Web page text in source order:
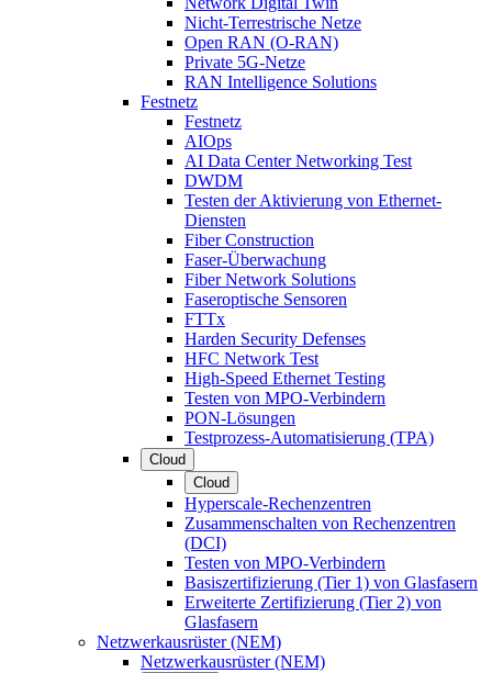
Nicht-Terrestrische Netze
Open RAN (O-RAN)
Private 5G-Netze
RAN Intelligence Solutions
Festnetz
Festnetz
AIOps
AI Data Center Networking Test
DWDM
Testen der Aktivierung von Ethernet-
Diensten
Fiber Construction
Faser-Überwachung
Fiber Network Solutions
Faseroptische Sensoren
FTTx
Harden Security Defenses
HFC Network Test
High-Speed Ethernet Testing
Testen von MPO-Verbindern
PON-Lösungen
Testprozess-Automatisierung (TPA)
Cloud
Cloud
Hyperscale-Rechenzentren
Zusammenschalten von Rechenzentren
(DCI)
Testen von MPO-Verbindern
Basiszertifizierung (Tier 1) von Glasfasern
Erweiterte Zertifizierung (Tier 2) von
Glasfasern
Netzwerkausrüster (NEM)
Netzwerkausrüster (NEM)